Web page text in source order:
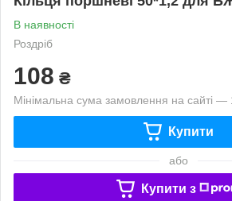
В наявності
Роздріб
108 ₴
Мінімальна сума замовлення на сайті —
Купити
або
Купити з